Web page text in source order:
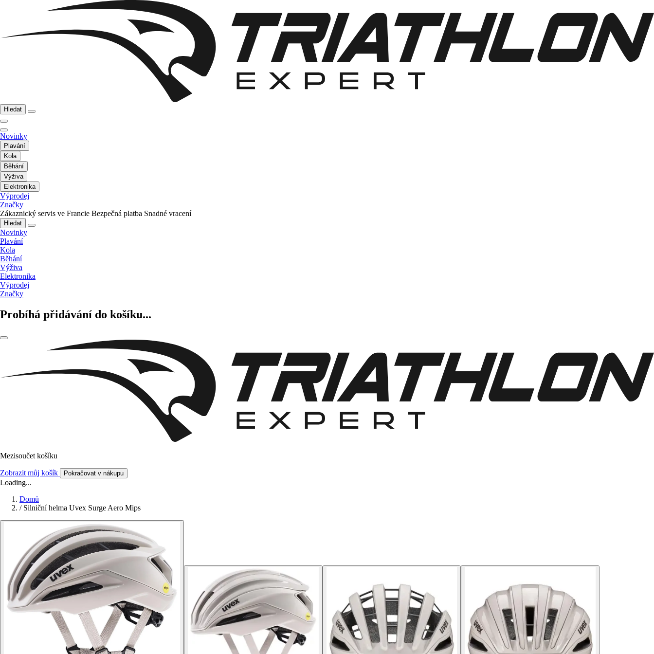
Hledat
Novinky
Plavání
Kola
Běhání
Výživa
Elektronika
Výprodej
Značky
Zákaznický servis ve Francie Bezpečná platba Snadné vracení
Hledat
Novinky
Plavání
Kola
Běhání
Výživa
Elektronika
Výprodej
Značky
Probíhá přidávání do košíku...
Mezisoučet košíku
Zobrazit můj košík Pokračovat v nákupu
Loading...
Domů
/ Silniční helma Uvex Surge Aero Mips